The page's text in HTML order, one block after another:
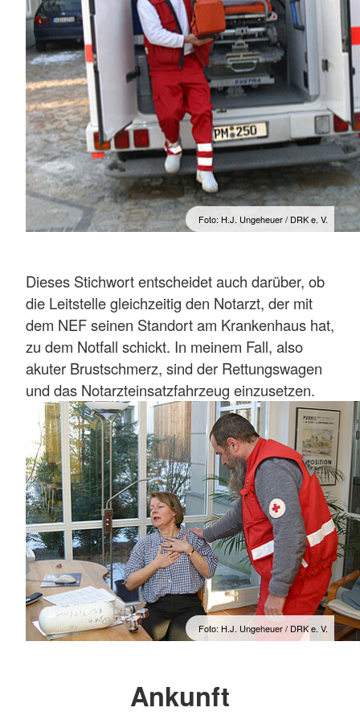
Foto: H.J. Ungeheuer / DRK e. V.
Dieses Stichwort entscheidet auch darüber, ob
die Leitstelle gleichzeitig den Notarzt, der mit
dem NEF seinen Standort am Krankenhaus hat,
zu dem Notfall schickt. In meinem Fall, also
akuter Brustschmerz, sind der Rettungswagen
und das Notarzteinsatzfahrzeug einzusetzen.
Foto: H.J. Ungeheuer / DRK e. V.
Ankunft